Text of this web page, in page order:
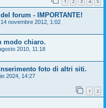
forum - IMPORTANTE!
14 novembre 2012, 1:02
modo chiaro.
2010, 11:18
foto di altri siti.
2024, 14:27
1 2